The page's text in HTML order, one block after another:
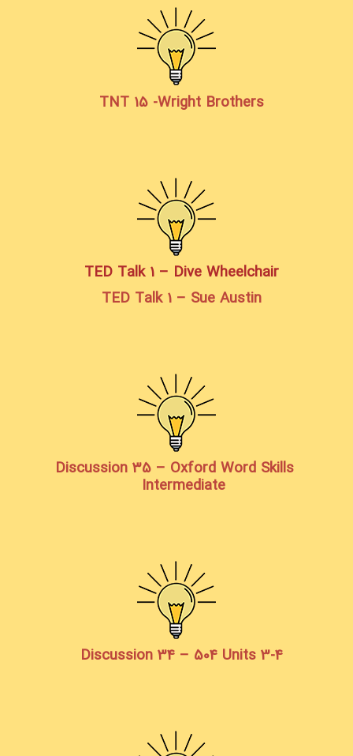
TNT 15 -Wright Brothers
TED Talk 1 – Dive Wheelchair
TED Talk 1 – Sue Austin
Discussion 35 – Oxford Word Skills
Intermediate
Discussion 34 – 504 Units 3-4